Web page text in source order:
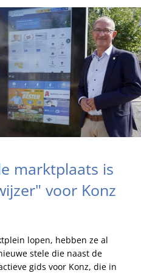
marktplaats is
voor Konz
lopen, hebben ze al
stele die naast de
gids voor Konz, die in